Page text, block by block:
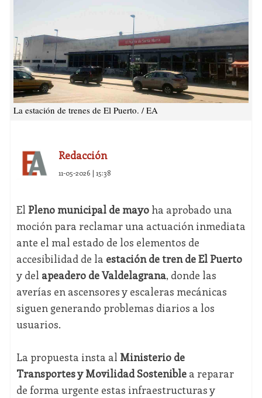
La estación de trenes de El Puerto. / EA
Redacción
11-05-2026 | 15:38
El Pleno municipal de mayoha aprobado una
moción para reclamar una actuación inmediata
ante el mal estado de los elementos de
accesibilidad de la estación de tren de El Puerto
y del apeadero de Valdelagrana, donde las
averías en ascensores y escaleras mecánicas
siguen generando problemas diarios a los
usuarios.
La propuesta insta al Ministerio de
Transportes y Movilidad Sosteniblea reparar
de forma urgente estas infraestructuras y